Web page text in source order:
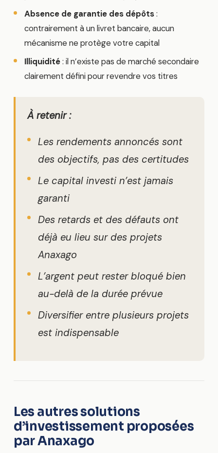
Absence de garantie des dépôts:
contrairement à un livret bancaire, aucun
mécanisme ne protège votre capital
Illiquidité: il n’existe pas de marché secondaire
clairement défini pour revendre vos titres
À retenir :
Les rendements annoncés sont
des objectifs, pas des certitudes
Le capital investi n’est jamais
garanti
Des retards et des défauts ont
déjà eu lieu sur des projets
Anaxago
L’argent peut rester bloqué bien
au-delà de la durée prévue
Diversifier entre plusieurs projets
est indispensable
Les autres solutions
d’investissement proposées
par Anaxago